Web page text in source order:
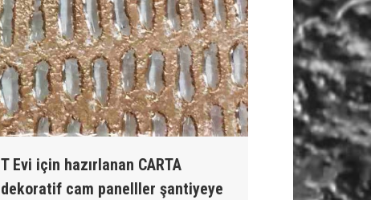
T Evi için hazırlanan CARTA
dekoratif cam panelller şantiyeye